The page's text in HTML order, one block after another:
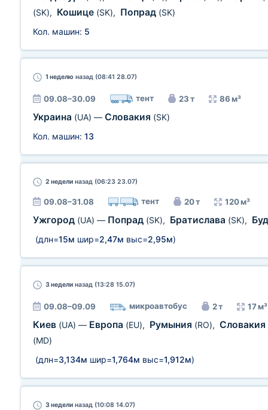
(SK), Кошице (SK), Попрад (SK)
Кол. машин: 5
1 неделю назад (08:41 28.07)
09.08–30.09 тент 23 т 86 м³
Украина (UA) — Словакия (SK)
Кол. машин: 13
2 недели назад (06:23 23.07)
09.08–31.08 тент 20 т 120 м³
Ужгород (UA) — Попрад (SK), Братислава (SK),
(длн=15м шир=2,47м выс=2,95м)
3 недели назад (13:28 15.07)
09.08–09.09 микроавтобус 2 т 17 м³
Киев (UA) — Европа (EU), Румыния (RO), Словакия
(MD)
(длн=3,134м шир=1,764м выс=1,912м)
3 недели назад (10:08 14.07)